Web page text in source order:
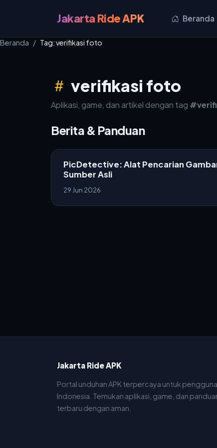
Jakarta Ride APK Beranda
Beranda Tag: verifikasi foto
verifikasi foto
Aplikasi, game, dan artikel dengan tag
Berita & Panduan
PicDetective: Alat Pencarian
Sumber Asli
29 Jun 2026
Jakarta Ride APK
Portal unduhan APK terpercaya untuk pengguna
Indonesia. Temukan aplikasi, game, dan
terbaru dengan aman.